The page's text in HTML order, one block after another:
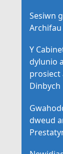
Sesiwn
Y
dylunio
prosiect
Dinbych
dweud